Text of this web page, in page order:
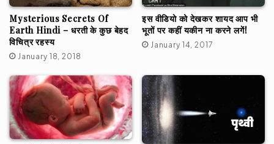
Mysterious Secrets Of
Earth Hindi – धरती के कुछ बेहद
विचित्र रहस्य
January 18, 2018
इस वीडियो को देखकर शायद आप भी
भूतों पर कहीं यकीन ना करने लगें!
January 14, 2017